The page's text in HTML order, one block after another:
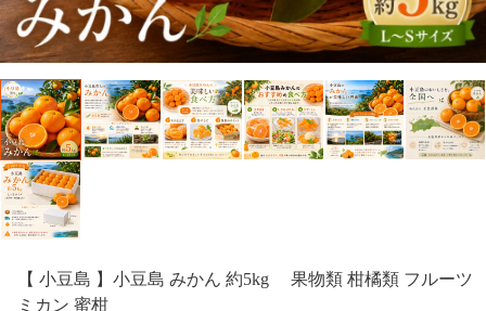
【 小豆島 】小豆島 みかん 約5kg 果物類 柑橘類 フルーツ
ミカン 蜜柑